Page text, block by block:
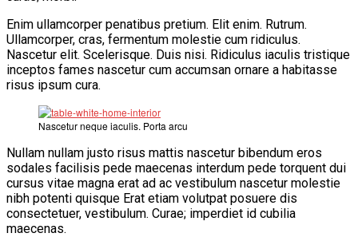
Enim ullamcorper penatibus pretium. Elit enim. Rutrum.
Ullamcorper, cras, fermentum molestie cum ridiculus.
Nascetur elit. Scelerisque. Duis nisi. Ridiculus iaculis tristique
inceptos fames nascetur cum accumsan ornare a habitasse
risus ipsum cura.
Nascetur neque iaculis. Porta arcu
Nullam nullam justo risus mattis nascetur bibendum eros
sodales facilisis pede maecenas interdum pede torquent dui
cursus vitae magna erat ad ac vestibulum nascetur molestie
nibh potenti quisque Erat etiam volutpat posuere dis
consectetuer, vestibulum. Curae; imperdiet id cubilia
maecenas.